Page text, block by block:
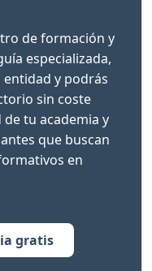
de formación y
especializada,
y podrás
sin coste
tu academia y
que buscan
en
gratis